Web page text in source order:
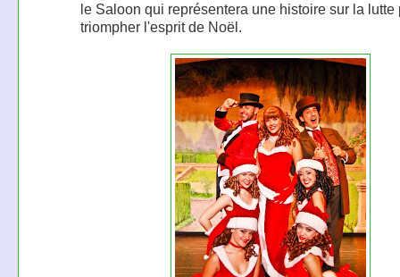
le Saloon qui représentera une histoire sur la lutte
triompher l'esprit de Noël.